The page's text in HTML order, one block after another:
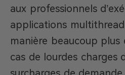
aux professionnels
applications
manière beaucoup plus
cas de lourdes charges